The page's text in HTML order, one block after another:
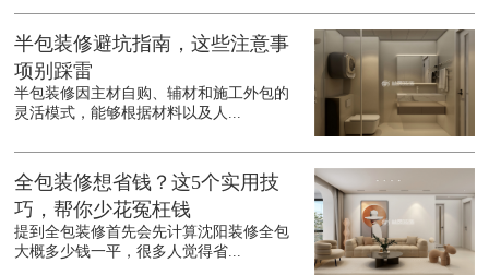
半包装修避坑指南，这些注意事
项别踩雷
半包装修因主材自购、辅材和施工外包的
灵活模式，能够根据材料以及人...
全包装修想省钱？这5个实用技
巧，帮你少花冤枉钱
提到全包装修首先会先计算沈阳装修全包
大概多少钱一平，很多人觉得省...